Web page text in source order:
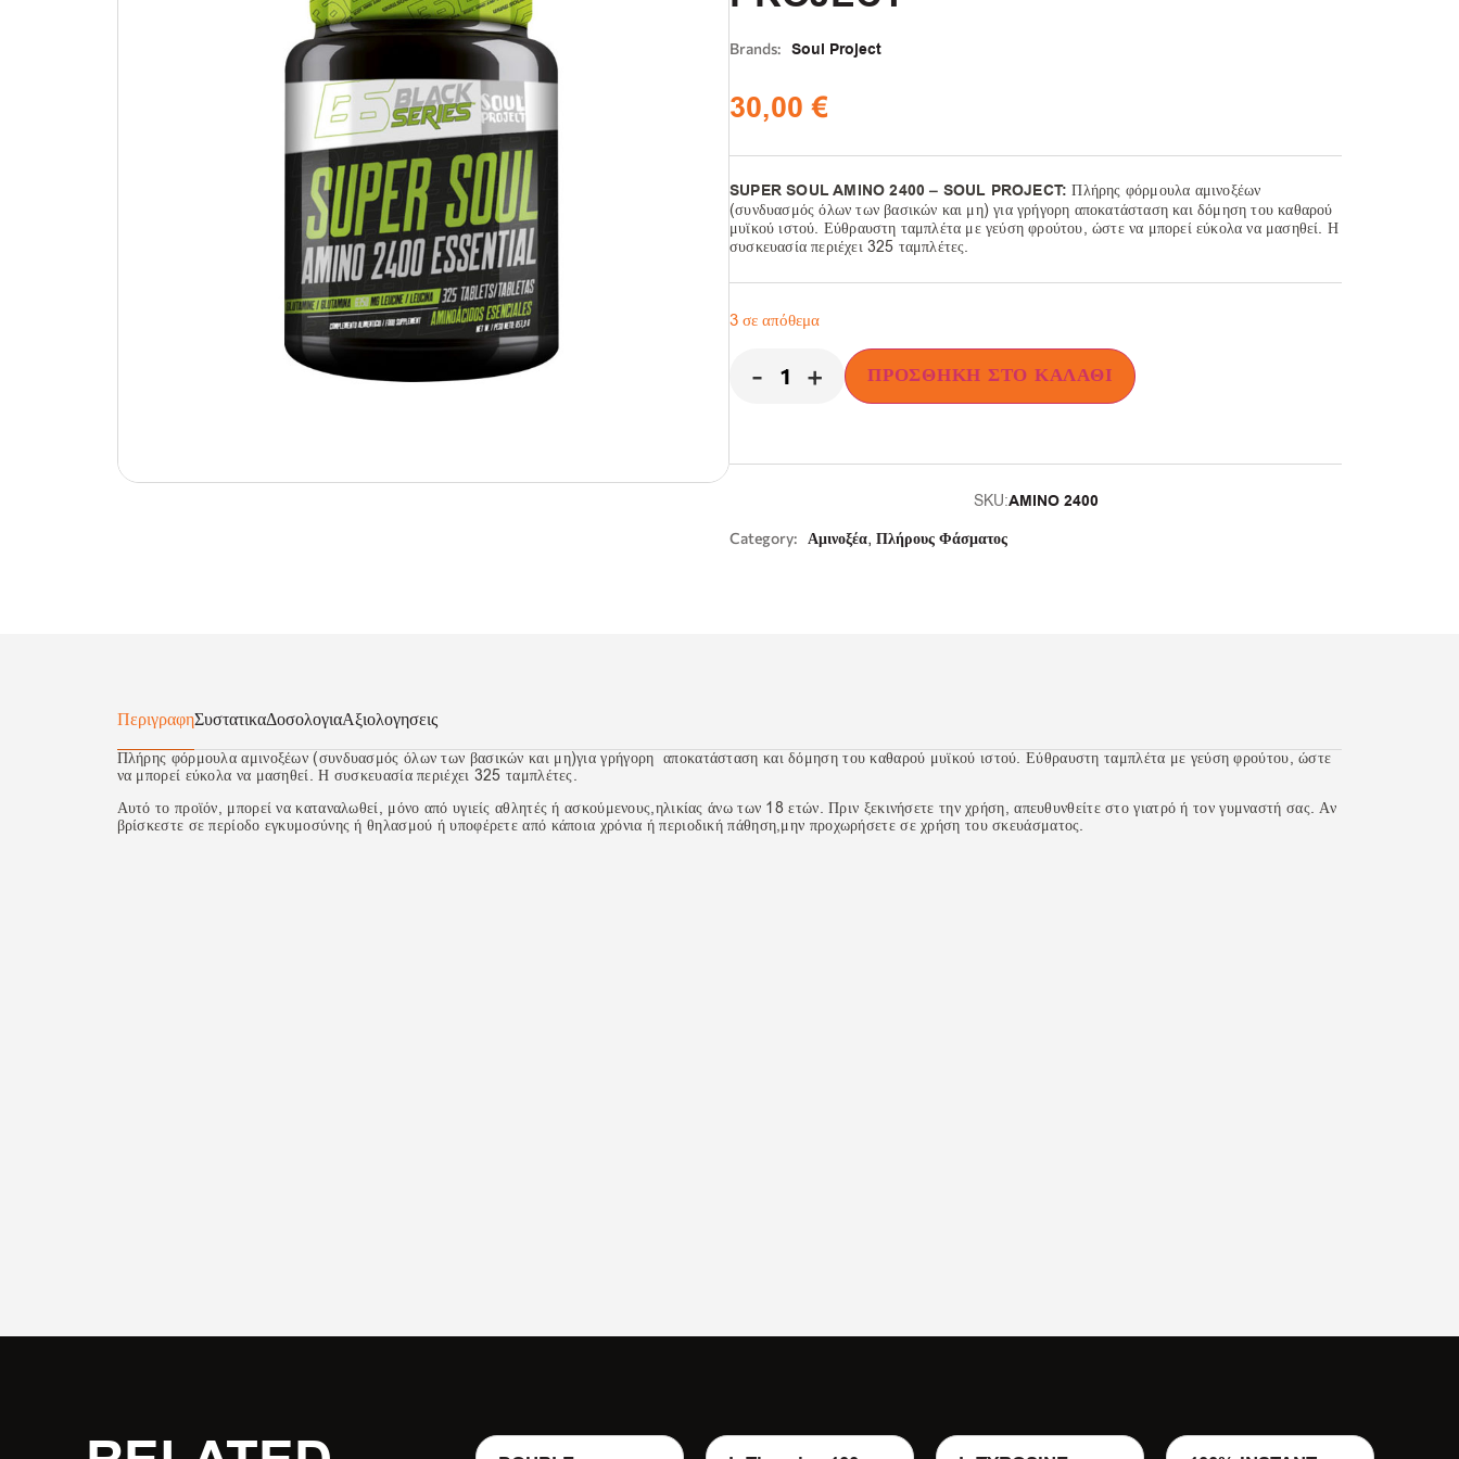
Brands: Soul Project
30,00€
SUPER SOUL AMINO 2400 – SOUL PROJECT: Πλήρης φόρμουλα αμινοξέων
(συνδυασμός όλων των βασικών και μη) για γρήγορη αποκατάσταση και δόμηση του καθαρού
μυϊκού ιστού. Εύθραυστη ταμπλέτα με γεύση φρούτου, ώστε να μπορεί εύκολα να μασηθεί. Η
συσκευασία περιέχει 325 ταμπλέτες.
3 σε απόθεμα
- + ΠΡΟΣΘΉΚΗ ΣΤΟ ΚΑΛΆΘΙ
SKU:AMINO 2400
Category: Αμινοξέα, Πλήρους Φάσματος
ΠεριγραφηΣυστατικαΔοσολογιαΑξιολογησεις
Πλήρης φόρμουλα αμινοξέων (συνδυασμός όλων των βασικών και μη)για γρήγορη αποκατάσταση και δόμηση του καθαρού μυϊκού ιστού. Εύθραυστη ταμπλέτα με γεύση φρούτου, ώστε
να μπορεί εύκολα να μασηθεί. Η συσκευασία περιέχει 325 ταμπλέτες.
Αυτό το προϊόν, μπορεί να καταναλωθεί, μόνο από υγιείς αθλητές ή ασκούμενους,ηλικίας άνω των 18 ετών. Πριν ξεκινήσετε την χρήση, απευθυνθείτε στο γιατρό ή τον γυμναστή σας. Αν
βρίσκεστε σε περίοδο εγκυμοσύνης ή θηλασμού ή υποφέρετε από κάποια χρόνια ή περιοδική πάθηση,μην προχωρήσετε σε χρήση του σκευάσματος.